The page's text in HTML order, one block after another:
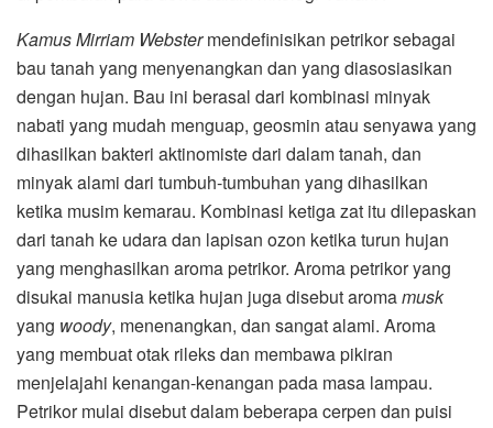
Kamus Mirriam Webstermendefinisikan petrikor sebagai
bau tanah yang menyenangkan dan yang diasosiasikan
dengan hujan. Bau ini berasal dari kombinasi minyak
nabati yang mudah menguap, geosmin atau senyawa yang
dihasilkan bakteri aktinomiste dari dalam tanah, dan
minyak alami dari tumbuh-tumbuhan yang dihasilkan
ketika musim kemarau. Kombinasi ketiga zat itu dilepaskan
dari tanah ke udara dan lapisan ozon ketika turun hujan
yang menghasilkan aroma petrikor. Aroma petrikor yang
disukai manusia ketika hujan juga disebut aromamusk
yang woody, menenangkan, dan sangat alami. Aroma
yang membuat otak rileks dan membawa pikiran
menjelajahi kenangan-kenangan pada masa lampau.
Petrikor mulai disebut dalam beberapa cerpen dan puisi